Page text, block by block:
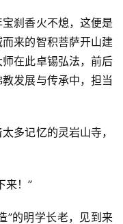
刹香火不熄，这便是
来的智积菩萨开山建
在此卓锡弘法，前后
发展与传承中，担当
多记忆的灵岩山寺，
来！”
”的明学长老，见到来